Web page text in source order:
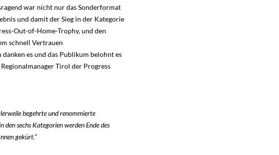
war nicht nur das Sonderformat
und damit der Sieg in der Kategorie
Out-of-Home-Trophy, und den
schnell Vertrauen
es und das Publikum belohnt es
Tirol der Progress
begehrte und renommierte
sechs Kategorien werden Ende des
gekürt.”